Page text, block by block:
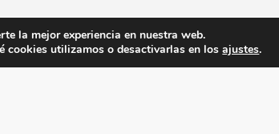
la mejor experiencia en nuestra web.
cookies utilizamos o desactivarlas en losajustes.